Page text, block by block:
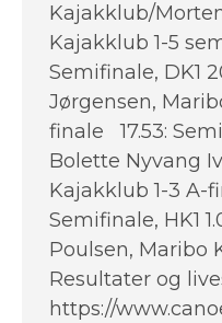
Kajakklub/
Kajakklub 1-5
Semifinale, DK1
Jørgensen,
finale 17.53:
Bolette Nyvang
Kajakklub 1-3 A-
Semifinale, HK1
Poulsen, Maribo
Resultater og
https://